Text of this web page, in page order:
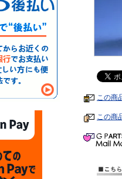
この商
この商